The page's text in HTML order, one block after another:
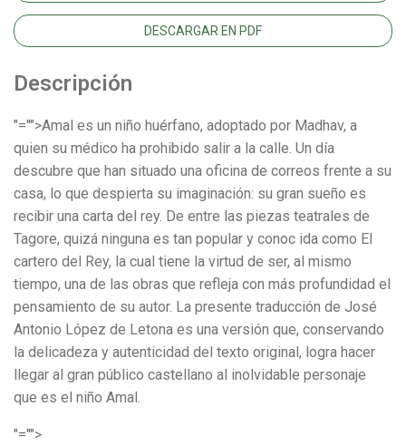
DESCARGAR EN PDF
Descripción
"="">Amal es un niño huérfano, adoptado por Madhav, a
quien su médico ha prohibido salir a la calle. Un día
descubre que han situado una oficina de correos frente a su
casa, lo que despierta su imaginación: su gran sueño es
recibir una carta del rey. De entre las piezas teatrales de
Tagore, quizá ninguna es tan popular y conoc ida como El
cartero del Rey, la cual tiene la virtud de ser, al mismo
tiempo, una de las obras que refleja con más profundidad el
pensamiento de su autor. La presente traducción de José
Antonio López de Letona es una versión que, conservando
la delicadeza y autenticidad del texto original, logra hacer
llegar al gran público castellano al inolvidable personaje
que es el niño Amal.
"="">